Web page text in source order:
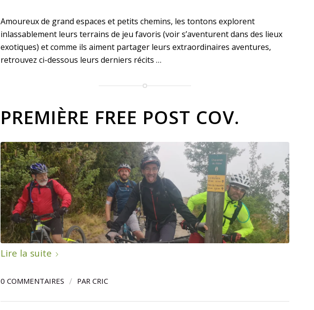
Amoureux de grand espaces et petits chemins, les tontons explorent
inlassablement leurs terrains de jeu favoris (voir s’aventurent dans des lieux
exotiques) et comme ils aiment partager leurs extraordinaires aventures,
retrouvez ci-dessous leurs derniers récits …
PREMIÈRE FREE POST COV.
Lire la suite
0 COMMENTAIRES / PARCRIC